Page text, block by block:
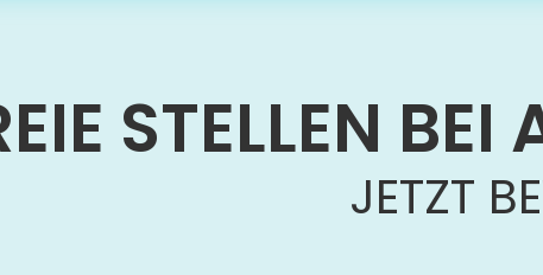
STELLEN
JETZT